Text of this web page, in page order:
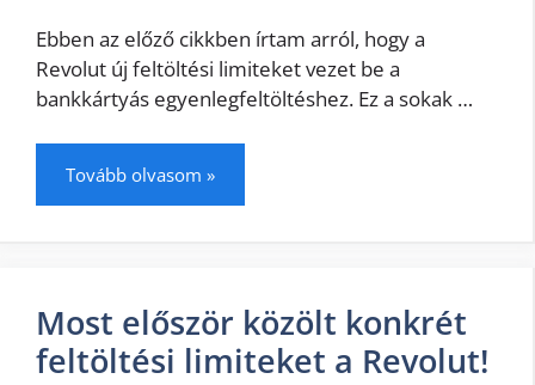
Ebben az előző cikkben írtam arról, hogy a
Revolut új feltöltési limiteket vezet be a
bankkártyás egyenlegfeltöltéshez. Ez a sokak …
Tovább olvasom »
Most először közölt konkrét
feltöltési limiteket a Revolut!